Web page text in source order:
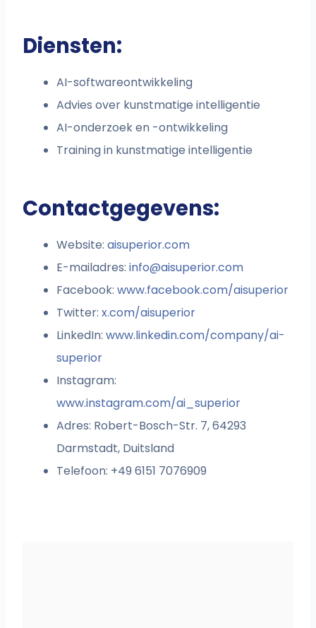
Diensten:
AI-softwareontwikkeling
Advies over kunstmatige intelligentie
AI-onderzoek en -ontwikkeling
Training in kunstmatige intelligentie
Contactgegevens:
Website:aisuperior.com
E-mailadres:info@aisuperior.com
Facebook:www.facebook.com/aisuperior
Twitter:x.com/aisuperior
LinkedIn:www.linkedin.com/company/ai-
superior
Instagram:
www.instagram.com/ai_superior
Adres: Robert-Bosch-Str. 7, 64293
Darmstadt, Duitsland
Telefoon: +49 6151 7076909